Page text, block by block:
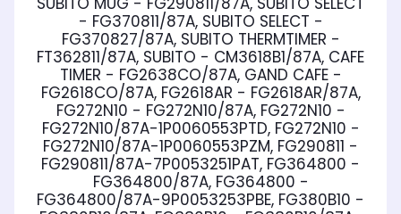
- FG370811/87A, SUBITO SELECT -
FG370827/87A, SUBITO THERMTIMER -
FT362811/87A, SUBITO - CM3618B1/87A, CAFE
TIMER - FG2638CO/87A, GAND CAFE -
FG2618CO/87A, FG2618AR - FG2618AR/87A,
FG272N10 - FG272N10/87A, FG272N10 -
FG272N10/87A-1P0060553PTD, FG272N10 -
FG272N10/87A-1P0060553PZM, FG290811 -
FG290811/87A-7P0053251PAT, FG364800 -
FG364800/87A, FG364800 -
FG364800/87A-9P0053253PBE, FG380B10 -